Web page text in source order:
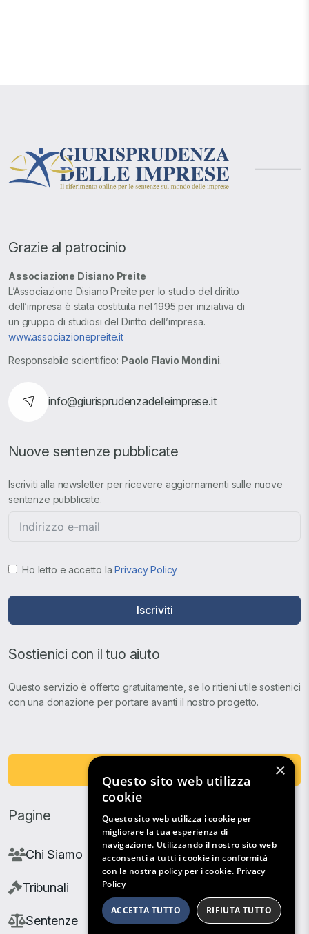
Grazie al patrocinio
Associazione Disiano Preite
L’Associazione Disiano Preite per lo studio del diritto
dell’impresa è stata costituita nel 1995 per iniziativa di
un gruppo di studiosi del Diritto dell’impresa.
www.associazionepreite.it
Responsabile scientifico: Paolo Flavio Mondini.
info@giurisprudenzadelleimprese.it
Nuove sentenze pubblicate
Iscriviti alla newsletter per ricevere aggiornamenti sulle nuove
sentenze pubblicate.
Ho letto e accetto laPrivacy Policy
Iscriviti
Sostienici con il tuo aiuto
Questo servizio è offerto gratuitamente, se lo ritieni utile sostienici
con una donazione per portare avanti il nostro progetto.
Pagine
Chi Siamo
Tribunali
Sentenze
×
Questo sito web utilizza
cookie
Questo sito web utilizza i cookie per
migliorare la tua esperienza di
navigazione. Utilizzando il nostro sito web
acconsenti a tutti i cookie in conformità
con la nostra policy per i cookie. Privacy
Policy
ACCETTA TUTTO RIFIUTA TUTTO